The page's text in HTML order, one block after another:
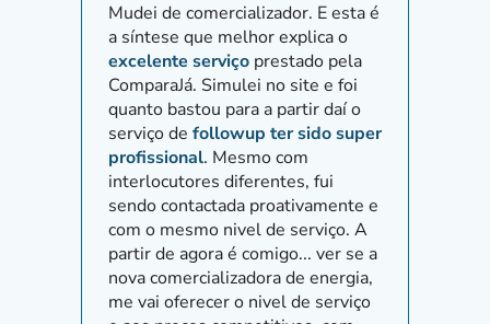
Mudei de comercializador. E esta é
a síntese que melhor explica o
excelente serviço prestado pela
ComparaJá. Simulei no site e foi
quanto bastou para a partir daí o
serviço de followup ter sido super
profissional. Mesmo com
interlocutores diferentes, fui
sendo contactada proativamente e
com o mesmo nivel de serviço. A
partir de agora é comigo... ver se a
nova comercializadora de energia,
me vai oferecer o nivel de serviço